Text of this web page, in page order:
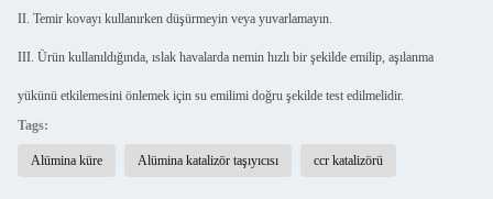
II. Temir kovayı kullanırken düşürmeyin veya yuvarlamayın.
III. Ürün kullanıldığında, ıslak havalarda nemin hızlı bir şekilde emilip, aşılanma
yükünü etkilemesini önlemek için su emilimi doğru şekilde test edilmelidir.
Tags:
Alümina küre Alümina katalizör taşıyıcısı ccr katalizörü